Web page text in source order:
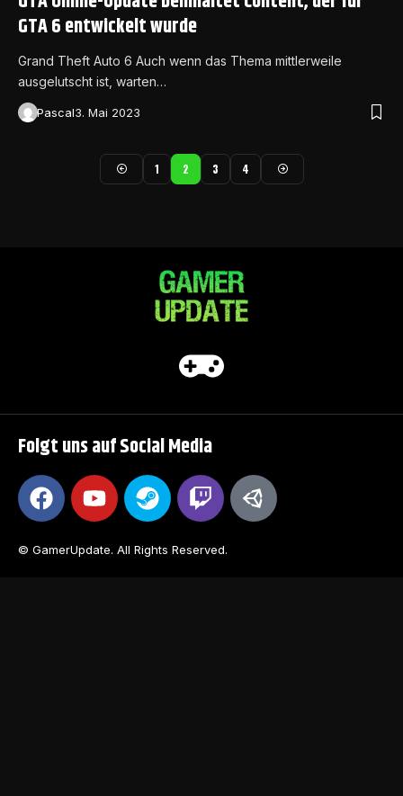
GTA 6 entwickelt wurde
Grand Theft Auto 6 Auch wenn das Thema mittlerweile
ausgelutscht ist, warten…
Pascal3. Mai 2023
1 2 3 4
Folgt uns auf Social Media
© GamerUpdate. All Rights Reserved.